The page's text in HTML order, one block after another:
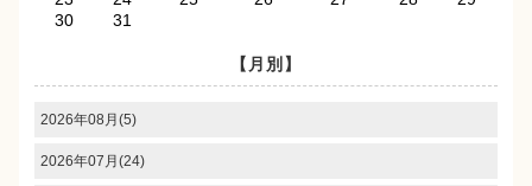
30
31
【月別】
2026年08月(5)
2026年07月(24)